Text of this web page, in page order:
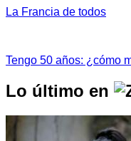
La Francia de todos
Tengo 50 años: ¿cómo
Lo último en